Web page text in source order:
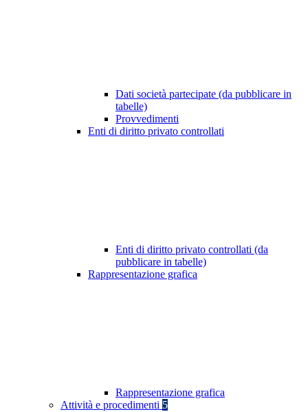
Dati società partecipate (da pubblicare in
tabelle)
Provvedimenti
Enti di diritto privato controllati
Enti di diritto privato controllati (da
pubblicare in tabelle)
Rappresentazione grafica
Rappresentazione grafica
Attività e procedimenti 5